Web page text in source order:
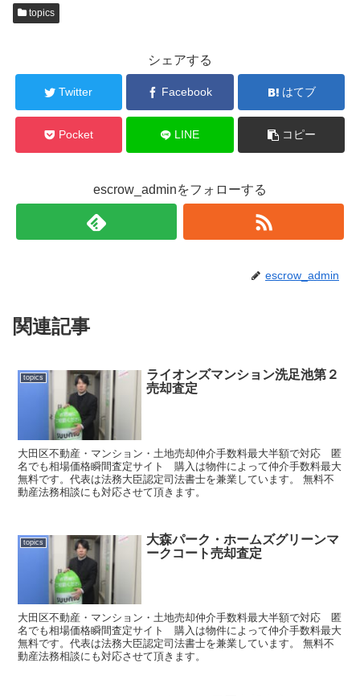
topics
シェアする
Twitter Facebook はてブ
Pocket LINE コピー
escrow_adminをフォローする
escrow_admin
関連記事
topics
ライオンズマンション洗足池第２
売却査定
大田区不動産・マンション・土地売却仲介手数料最大半額で対応 匿
名でも相場価格瞬間査定サイト 購入は物件によって仲介手数料最大
無料です。代表は法務大臣認定司法書士を兼業しています。 無料不
動産法務相談にも対応させて頂きます。
topics
大森パーク・ホームズグリーンマ
ークコート売却査定
大田区不動産・マンション・土地売却仲介手数料最大半額で対応 匿
名でも相場価格瞬間査定サイト 購入は物件によって仲介手数料最大
無料です。代表は法務大臣認定司法書士を兼業しています。 無料不
動産法務相談にも対応させて頂きます。